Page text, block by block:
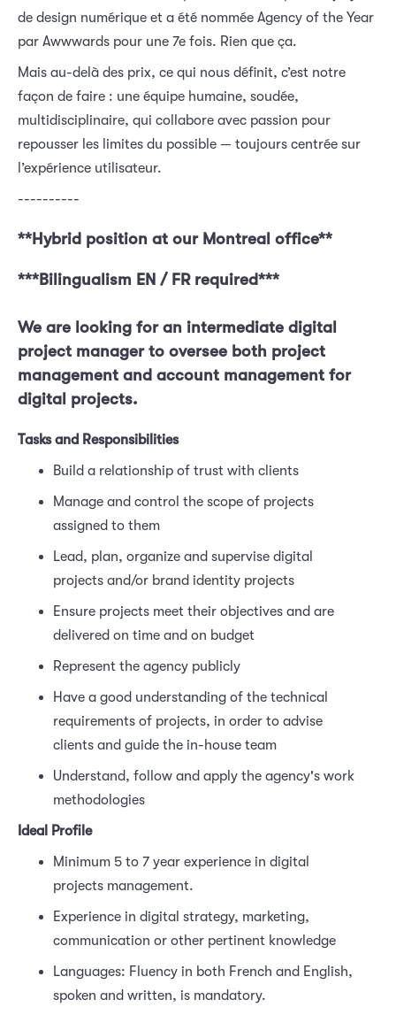
de design numérique et a été nommée Agency of the Year
par Awwwards pour une 7e fois. Rien que ça.
Mais au-delà des prix, ce qui nous définit, c’est notre
façon de faire : une équipe humaine, soudée,
multidisciplinaire, qui collabore avec passion pour
repousser les limites du possible — toujours centrée sur
l’expérience utilisateur.
----------
**Hybrid position at our Montreal office**
***Bilingualism EN / FR required***
We are looking for an intermediate digital
project manager to oversee both project
management and account management for
digital projects.
Tasks and Responsibilities
Build a relationship of trust with clients
Manage and control the scope of projects
assigned to them
Lead, plan, organize and supervise digital
projects and/or brand identity projects
Ensure projects meet their objectives and are
delivered on time and on budget
Represent the agency publicly
Have a good understanding of the technical
requirements of projects, in order to advise
clients and guide the in-house team
Understand, follow and apply the agency's work
methodologies
Ideal Profile
Minimum 5 to 7 year experience in digital
projects management.
Experience in digital strategy, marketing,
communication or other pertinent knowledge
Languages: Fluency in both French and English,
spoken and written, is mandatory.